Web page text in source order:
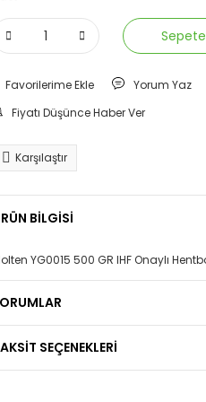
Yorum Yaz
Fiyatı Düşünce Haber Ver
Karşılaştır
BİLGİSİ
YG0015 500 GR IHF Onaylı
SEÇENEKLERİ